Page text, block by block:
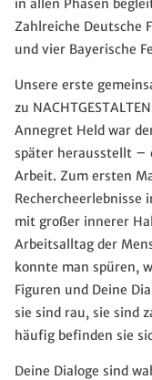
in allen Phasen
Zahlreiche Deutsche
und vier Bayerische
Unsere erste
zu
Annegret Held war
später herausstellt –
Arbeit. Zum ersten
Rechercheerlebnisse
mit großer innerer
Arbeitsalltag der
konnte man spüren,
Figuren und Deine
sie sind rau, sie sind
häufig befinden sie
Deine Dialoge sind